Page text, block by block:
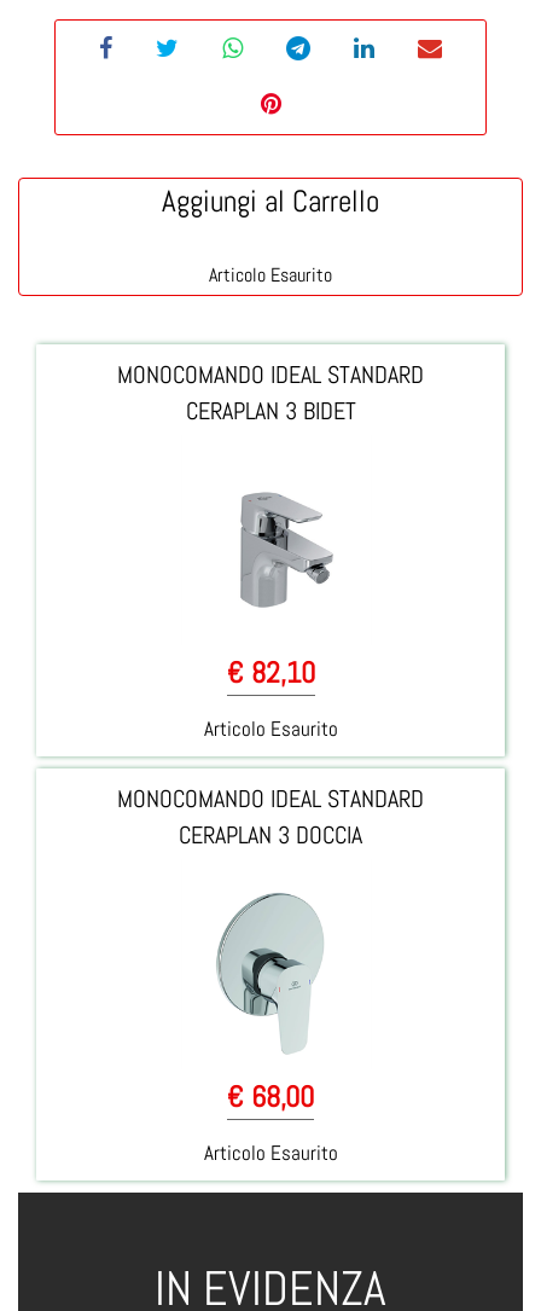
Aggiungi al Carrello
Articolo Esaurito
MONOCOMANDO IDEAL STANDARD
CERAPLAN 3 BIDET
€ 82,10
Articolo Esaurito
MONOCOMANDO IDEAL STANDARD
CERAPLAN 3 DOCCIA
€ 68,00
Articolo Esaurito
IN EVIDENZA